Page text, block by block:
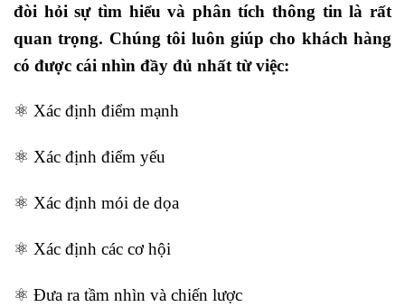
đòi hỏi sự tìm hiểu và phân tích thông tin là rất
quan trọng. Chúng tôi luôn giúp cho khách hàng
có được cái nhìn đầy đủ nhất từ việc:
⚛️ Xác định điểm mạnh
⚛️ Xác định điểm yếu
⚛️ Xác định mói de dọa
⚛️ Xác định các cơ hội
⚛️ Đưa ra tầm nhìn và chiến lược